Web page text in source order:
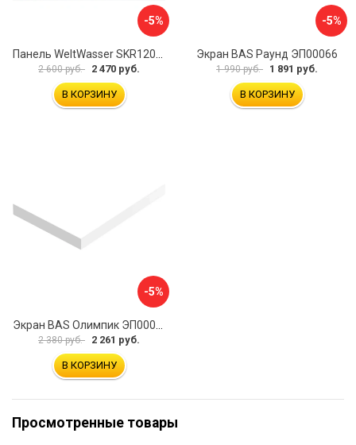
-5%
2 600 руб. 2 470 руб.
В КОРЗИНУ
-5%
Экран BAS Раунд ЭП00066
1 990 руб. 1 891 руб.
В КОРЗИНУ
-5%
2 380 руб. 2 261 руб.
В КОРЗИНУ
Просмотренные товары